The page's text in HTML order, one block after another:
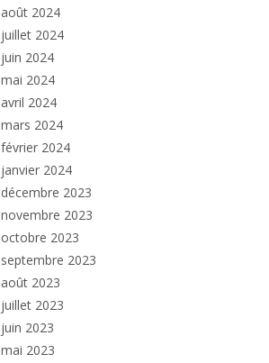
août 2024
juillet 2024
juin 2024
mai 2024
avril 2024
mars 2024
février 2024
janvier 2024
décembre 2023
novembre 2023
octobre 2023
septembre 2023
août 2023
juillet 2023
juin 2023
mai 2023